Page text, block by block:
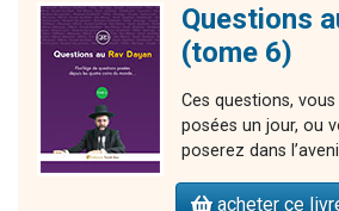
Questions
(tome 6)
Ces questions,
posées un jour, ou
poserez dans
acheter ce